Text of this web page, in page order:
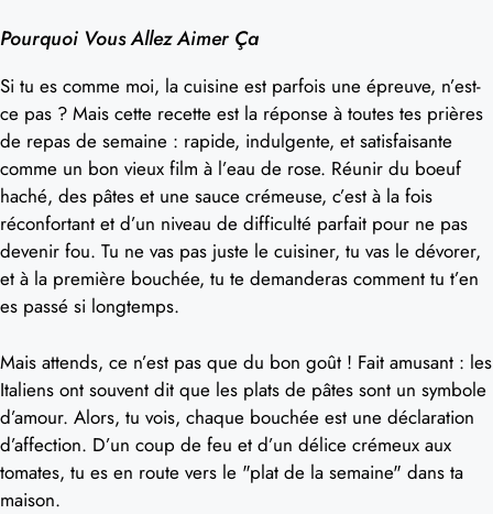
Pourquoi Vous Allez Aimer Ça
Si tu es comme moi, la cuisine est parfois une épreuve, n’est-
ce pas ? Mais cette recette est la réponse à toutes tes prières
de repas de semaine : rapide, indulgente, et satisfaisante
comme un bon vieux film à l’eau de rose. Réunir du boeuf
haché, des pâtes et une sauce crémeuse, c’est à la fois
réconfortant et d’un niveau de difficulté parfait pour ne pas
devenir fou. Tu ne vas pas juste le cuisiner, tu vas le dévorer,
et à la première bouchée, tu te demanderas comment tu t’en
es passé si longtemps.
Mais attends, ce n’est pas que du bon goût ! Fait amusant : les
Italiens ont souvent dit que les plats de pâtes sont un symbole
d’amour. Alors, tu vois, chaque bouchée est une déclaration
d’affection. D’un coup de feu et d’un délice crémeux aux
tomates, tu es en route vers le "plat de la semaine" dans ta
maison.